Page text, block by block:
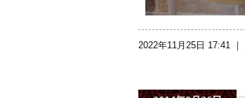
2022年11月25日 17:41 ｜